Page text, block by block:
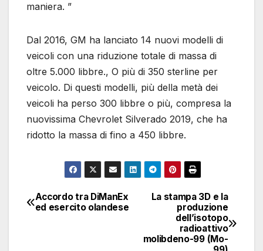
maniera. ”
Dal 2016, GM ha lanciato 14 nuovi modelli di
veicoli con una riduzione totale di massa di
oltre 5.000 libbre., O più di 350 sterline per
veicolo. Di questi modelli, più della metà dei
veicoli ha perso 300 libbre o più, compresa la
nuovissima Chevrolet Silverado 2019, che ha
ridotto la massa di fino a 450 libbre.
Navigazione
La stampa 3D e la
produzione
dell’isotopo
radioattivo
molibdeno-99 (Mo-
Accordo tra DiManEx
ed esercito olandese